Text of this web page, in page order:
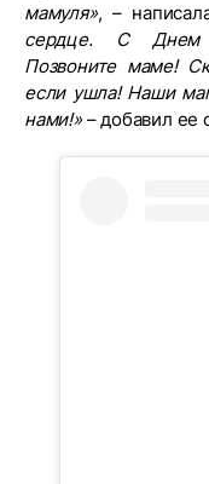
мамуля», –
сердце. С Днем
Позвоните маме!
если ушла! Наши
нами!»– добавил ее